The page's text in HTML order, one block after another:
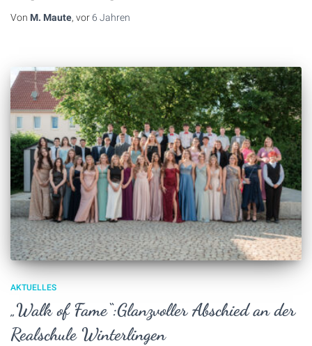
Von M. Maute, vor 6 Jahren
AKTUELLES
„Walk of Fame“:Glanzvoller Abschied an der
Realschule Winterlingen